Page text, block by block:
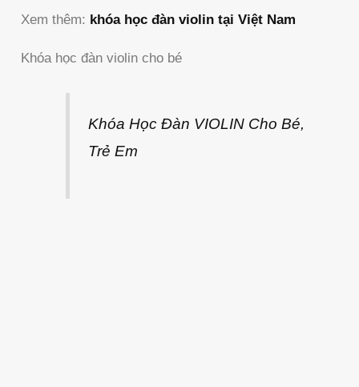
Xem thêm: khóa học đàn violin tại Việt Nam
Khóa học đàn violin cho bé
Khóa Học Đàn VIOLIN Cho Bé,
Trẻ Em